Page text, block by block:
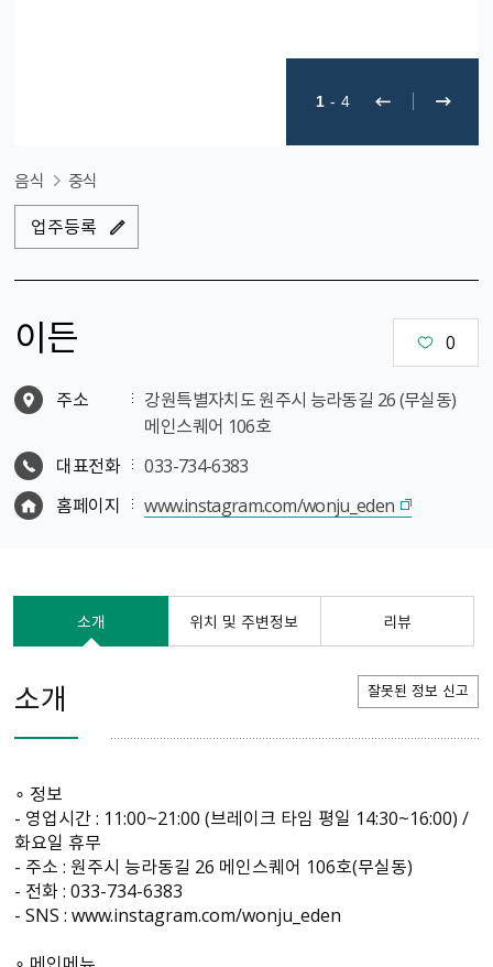
1 - 4
음식 중식
업주등록
이든 0
주소
강원특별자치도 원주시 능라동길 26 (무실동)
메인스퀘어 106호
대표전화
033-734-6383
홈페이지
www.instagram.com/wonju_eden
소개 위치 및 주변정보 리뷰
소개 잘못된 정보 신고
∘ 정보
- 영업시간 : 11:00~21:00 (브레이크 타임 평일 14:30~16:00) /
화요일 휴무
- 주소 : 원주시 능라동길 26 메인스퀘어 106호(무실동)
- 전화 : 033-734-6383
- SNS : www.instagram.com/wonju_eden